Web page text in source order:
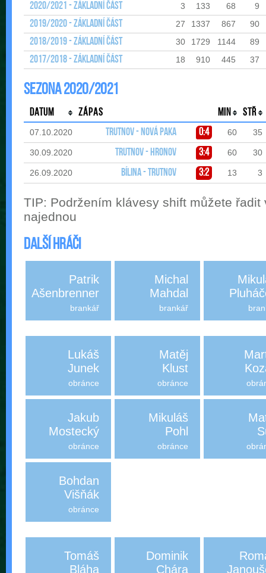
2020/2021 - Základní část 3 133 68 9
2019/2020 - Základní část 27 1337 867 90
2018/2019 - Základní část 30 1729 1144 89
2017/2018 - Základní část 18 910 445 37
Sezona 2020/2021
Datum Zápas Min Stř
07.10.2020 Trutnov - Nová Paka 0:4 60 35
30.09.2020 Trutnov - Hronov 3:4 60 30
26.09.2020 Bílina - Trutnov 3:2 13 3
TIP: Podržením klávesy shift můžete řadit
najednou
Další hráči
Patrik
Ašenbrenner
brankář
Michal
Mahdal
brankář
Lukáš
Junek
obránce
Matěj
Klust
obránce
Jakub
Mostecký
obránce
Mikuláš
Pohl
obránce
Bohdan
Višňák
obránce
Tomáš
Bláha
Dominik
Chára